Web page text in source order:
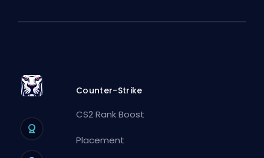
Counter-Strike
CS2 Rank Boost
Placement